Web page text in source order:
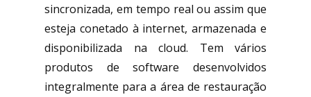
sincronizada, em tempo real ou assim que
esteja conetado à internet, armazenada e
disponibilizada na cloud. Tem vários
produtos de software desenvolvidos
integralmente para a área de restauração